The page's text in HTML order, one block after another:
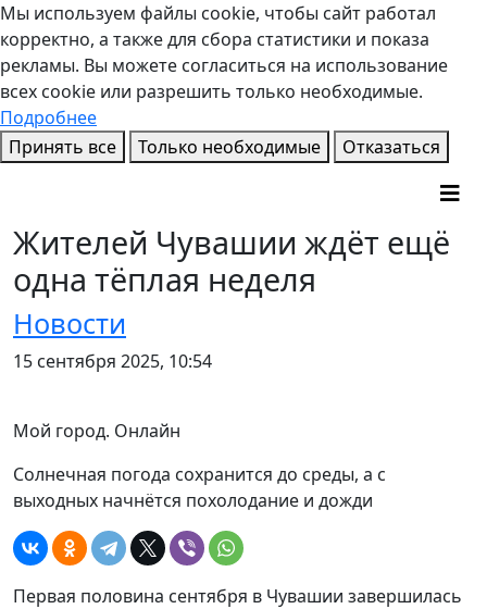
Мы используем файлы cookie, чтобы сайт работал
корректно, а также для сбора статистики и показа
рекламы. Вы можете согласиться на использование
всех cookie или разрешить только необходимые.
Подробнее
Принять все
Только необходимые Отказаться
Жителей Чувашии ждёт ещё
одна тёплая неделя
Новости
15 сентября 2025, 10:54
Мой город. Онлайн
Солнечная погода сохранится до среды, а с
выходных начнётся похолодание и дожди
Первая половина сентября в Чувашии завершилась